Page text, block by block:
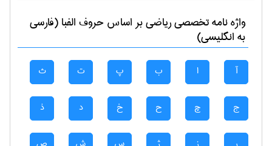
واژه نامه تخصصیرياضیبر اساس حروف الفبا (فارسی
به انگلیسی)
آ ا ب پ ت ث
ج چ ح خ د ذ